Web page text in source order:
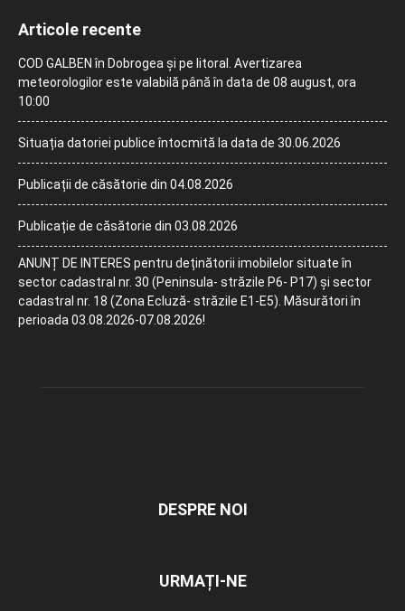
Articole recente
COD GALBEN în Dobrogea și pe litoral. Avertizarea
meteorologilor este valabilă până în data de 08 august, ora
10:00
Situația datoriei publice întocmită la data de 30.06.2026
Publicații de căsătorie din 04.08.2026
Publicație de căsătorie din 03.08.2026
ANUNȚ DE INTERES pentru deținătorii imobilelor situate în
sector cadastral nr. 30 (Peninsula- străzile P6- P17) și sector
cadastral nr. 18 (Zona Ecluză- străzile E1-E5). Măsurători în
perioada 03.08.2026-07.08.2026!
DESPRE NOI
URMAȚI-NE